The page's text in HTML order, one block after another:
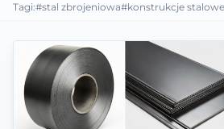
Tagi:#stal zbrojeniowa#konstrukcje stalowe